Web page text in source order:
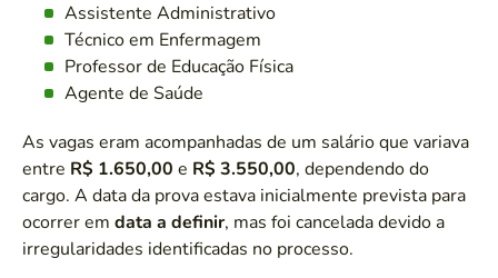
Assistente Administrativo
Técnico em Enfermagem
Professor de Educação Física
Agente de Saúde
As vagas eram acompanhadas de um salário que variava
entre R$ 1.650,00 e R$ 3.550,00, dependendo do
cargo. A data da prova estava inicialmente prevista para
ocorrer em data a definir, mas foi cancelada devido a
irregularidades identificadas no processo.